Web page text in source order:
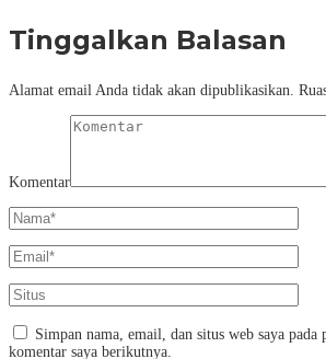
Tinggalkan Balasan
Alamat email Anda tidak akan dipublikasikan.
Komentar
Simpan nama, email, dan situs web saya
komentar saya berikutnya.